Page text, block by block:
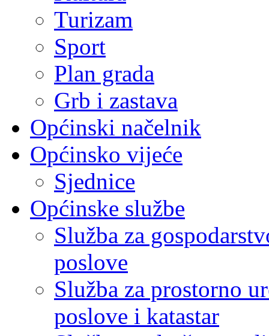
Turizam
Sport
Plan grada
Grb i zastava
Općinski načelnik
Općinsko vijeće
Sjednice
Općinske službe
Služba za
poslove
Služba za prostorno
poslove i katastar